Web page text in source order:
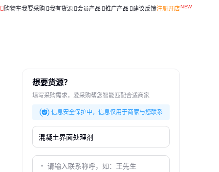
购物车我要采购 我有货源 会员产品 推广产品 建议反馈注册开店
想要货源？
填写采购需求，爱采购帮您智能匹配合适商家
信息安全保护中，信息仅用于商家与您联系